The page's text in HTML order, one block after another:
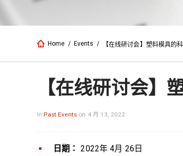
Home / Events / 【在线研讨会】塑料模具的
【在线研讨会】
inPast Events on 4 月 13, 2022
日期：
2022年 4月 26日